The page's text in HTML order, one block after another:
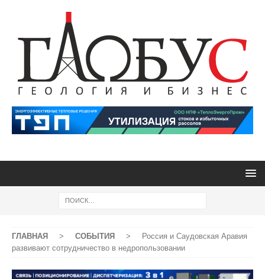
ГЛАВНАЯ > СОБЫТИЯ >
Россия и Саудовская Аравия
развивают сотрудничество в недропользовании